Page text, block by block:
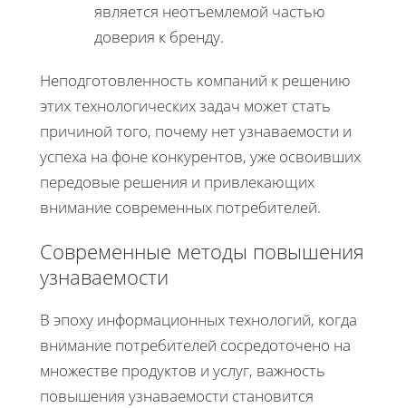
является неотъемлемой частью
доверия к бренду.
Неподготовленность компаний к решению
этих технологических задач может стать
причиной того, почему нет узнаваемости и
успеха на фоне конкурентов, уже освоивших
передовые решения и привлекающих
внимание современных потребителей.
Современные методы повышения
узнаваемости
В эпоху информационных технологий, когда
внимание потребителей сосредоточено на
множестве продуктов и услуг, важность
повышения узнаваемости становится